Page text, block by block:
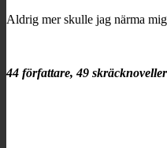
Aldrig mer skulle jag närma
44 författare, 49